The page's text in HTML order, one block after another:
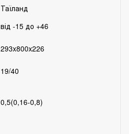
Таїланд
від -15 до +46
293x800x226
19/40
0,5(0,16-0,8)